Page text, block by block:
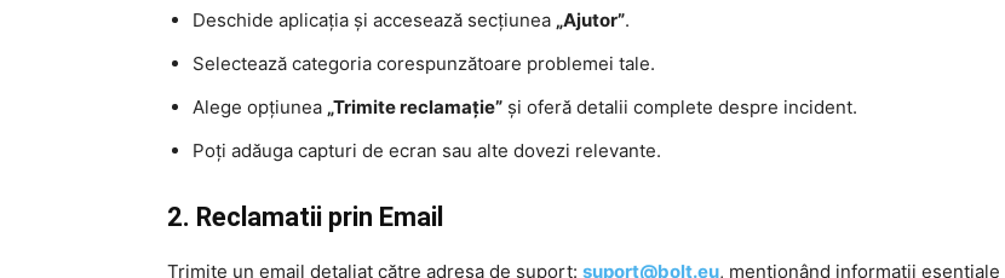
Deschide aplicația și accesează secțiunea „Ajutor”.
Selectează categoria corespunzătoare problemei tale.
Alege opțiunea „Trimite reclamație” și oferă detalii complete despre incident.
Poți adăuga capturi de ecran sau alte dovezi relevante.
2. Reclamatii prin Email
Trimite un email detaliat către adresa de suport: suport@bolt.eu, menționând informații esențiale